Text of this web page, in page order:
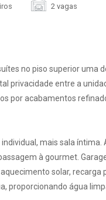
2 vagas
no piso superior uma
privacidade entre a
por acabamentos
mais sala
à gourmet.
solar,
proporcionando água